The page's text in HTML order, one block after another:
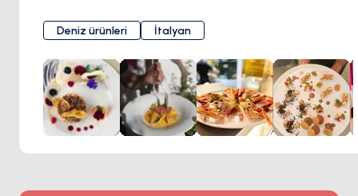
Casanita'nın taze deniz ürünleri, ustalıkla hazırlanmış balık
yemekleri ve lezzetli makarna çeşitleriyle İtalya'nın
lezzetlerinin tadını çıkarın. Menüleri en kaliteli mevsimlik
malzemeleri ve mutfak geleneklerini kutluyor.
Casanita'nın davetkar atmosferi ve detaylara gösterilen
özen, onu hem yerel halkın hem de ziyaretçilerin favorisi
haline getiriyor. Yiyecek ve hizmete olan tutkuları, yemek
deneyiminizin her alanında parlıyor.
Deniz ürünleri İtalyan